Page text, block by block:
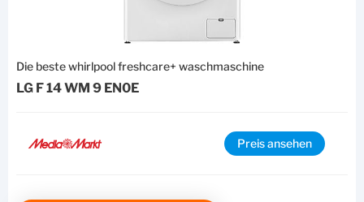
Die beste whirlpool freshcare+ waschmaschine
LG F 14 WM 9 EN0E
Preis ansehen